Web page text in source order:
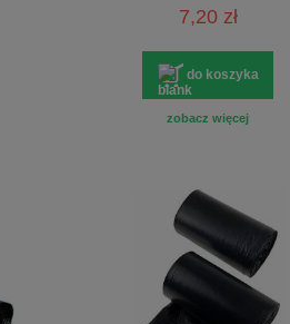
7,20 zł
do koszyka
zobacz więcej